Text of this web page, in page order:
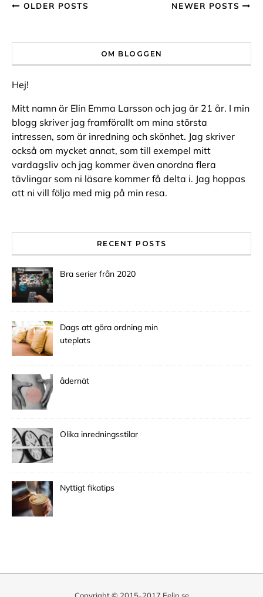
OLDER POSTS NEWER POSTS
OM BLOGGEN
Hej!
Mitt namn är Elin Emma Larsson och jag är 21 år. I min
blogg skriver jag framförallt om mina största
intressen, som är inredning och skönhet. Jag skriver
också om mycket annat, som till exempel mitt
vardagsliv och jag kommer även anordna flera
tävlingar som ni läsare kommer få delta i. Jag hoppas
att ni vill följa med mig på min resa.
RECENT POSTS
Bra serier från 2020
Dags att göra ordning min
uteplats
ådernät
Olika inredningsstilar
Nyttigt fikatips
Copyright © 2015-2017 Eelin.se